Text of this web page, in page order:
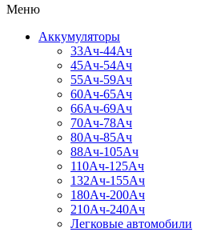
Меню
Аккумуляторы
33Ач-44Ач
45Ач-54Ач
55Ач-59Ач
60Ач-65Ач
66Ач-69Ач
70Ач-78Ач
80Ач-85Ач
88Ач-105Ач
110Ач-125Ач
132Ач-155Ач
180Ач-200Ач
210Ач-240Ач
Легковые автомобили